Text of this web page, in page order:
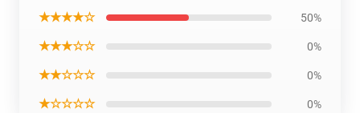
★★★★☆ 50%
★★★☆☆ 0%
★★☆☆☆ 0%
★☆☆☆☆ 0%